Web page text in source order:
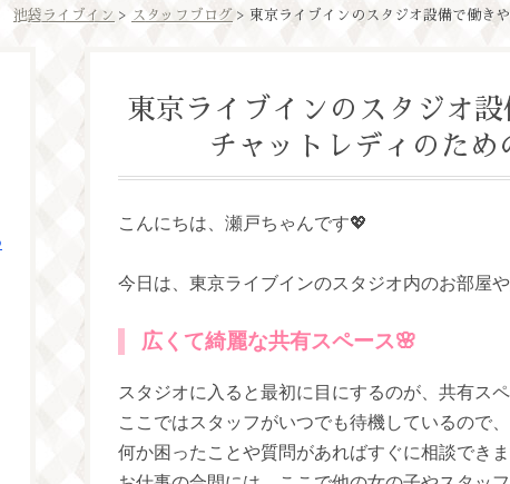
池袋ライブイン > スタッフブログ > 東京ライブインのスタジオ設備で働き
東京ライブインのスタジオ
チャットレディのため
こんにちは、瀬戸ちゃんです💖
今日は、東京ライブインのスタジオ内のお部屋
広くて綺麗な共有スペース🌸
スタジオに入ると最初に目にするのが、共有スペ
ここではスタッフがいつでも待機しているので、
何か困ったことや質問があればすぐに相談でき